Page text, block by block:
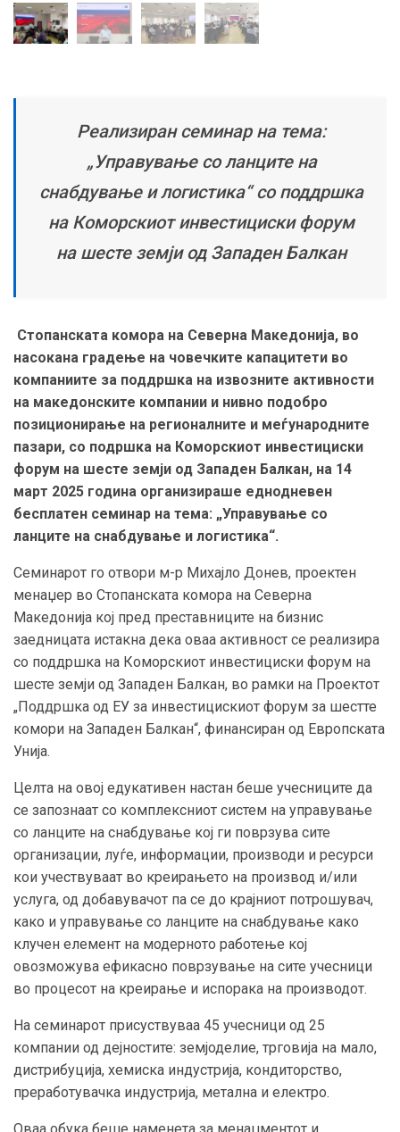
Реализиран семинар на тема:
„Управување со ланците на
снабдување и логистика“ со поддршка
на Коморскиот инвестициски форум
на шесте земји од Западен Балкан
Стопанската комора на Северна Македонија, во
насокана градење на човечките капацитети во
компаниите за поддршка на извозните активности
на македонските компании и нивно подобро
позиционирање на регионалните и меѓународните
пазари, со подршка на Коморскиот инвестициски
форум на шесте земји од Западен Балкан, на 14
март 2025 година организираше еднодневен
бесплатен семинар на тема: „Управување со
ланците на снабдување и логистика“.
Семинарот го отвори м-р Михајло Донев, проектен
менаџер во Стопанската комора на Северна
Македонија кој пред преставниците на бизнис
заедницата истакна дека оваа активност се реализира
со поддршка на Коморскиот инвестициски форум на
шесте земји од Западен Балкан, во рамки на Проектот
„Поддршка од ЕУ за инвестицискиот форум за шестте
комори на Западен Балкан“, финансиран од Европската
Унија.
Целта на овој едукативен настан беше учесниците да
се запознаат со комплексниот систем на управување
со ланците на снабдување кој ги поврзува сите
организации, луѓе, информации, производи и ресурси
кои учествуваат во креирањето на производ и/или
услуга, од добавувачот па се до крајниот потрошувач,
како и управување со ланците на снабдување како
клучен елемент на модерното работење кој
овозможува ефикасно поврзување на сите учесници
во процесот на креирање и испорака на производот.
На семинарот присуствуваа 45 учесници од 25
компании од дејностите: земјоделие, трговија на мало,
дистрибуција, хемиска индустрија, кондиторство,
преработувачка индустрија, метална и електро.